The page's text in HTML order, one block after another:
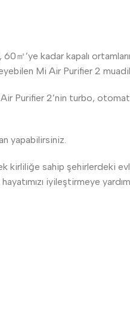
’ye kadar kapalı
Mi Air Purifier 2
Purifier 2’nin turbo,
yapabilirsiniz.
kirliliğe sahip şehirlerdeki
iyileştirmeye